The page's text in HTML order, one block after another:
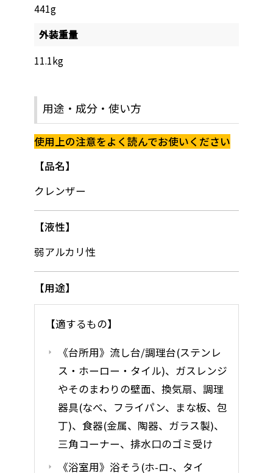
441g
外装重量
11.1kg
用途・成分・使い方
使用上の注意をよく読んでお使いください
品名
クレンザー
液性
弱アルカリ性
用途
【適するもの】
《台所用》流し台/調理台(ステンレ
ス・ホーロー・タイル)、ガスレンジ
やそのまわりの壁面、換気扇、調理
器具(なべ、フライパン、まな板、包
丁)、食器(金属、陶器、ガラス製)、
三角コーナー、排水口のゴミ受け
《浴室用》浴そう(ホ-ロ-、タイ